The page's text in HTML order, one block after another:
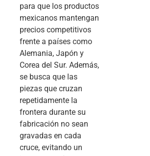
para que los productos
mexicanos mantengan
precios competitivos
frente a países como
Alemania, Japón y
Corea del Sur. Además,
se busca que las
piezas que cruzan
repetidamente la
frontera durante su
fabricación no sean
gravadas en cada
cruce, evitando un